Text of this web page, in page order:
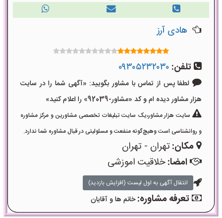
هادی آرز
تلفن: ۰۹۳۰۵۲۳۲۰۳۰
لطفا پس از تماس با مشاور بگویید: «آگهی شما را در سایت
هزار مشاور دیده ام و کد «مشاور-92039» را اعلام کنید»
سایت هزار مشاور،یک سایت تبلیغات تخصصی مشاورین و مرکز مشاوره
و روانشناسی است وهیچ‌گونه منفعت و مسئولیتی در قبال مشاوره شما ندارد.
مکان:تهران - تهران
امضا:خلاقیت اموزشی
انتقال آگهی به اول لیست (افزایش بازدید)
تعرفه مشاوره:خانم ها و آقایان